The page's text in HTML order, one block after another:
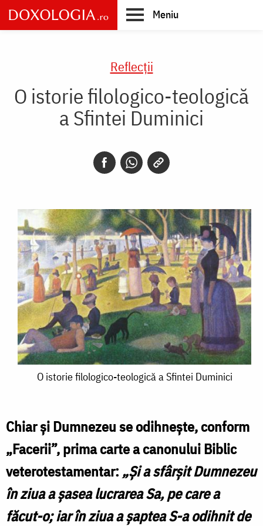
Skip
to
main
Meniu
Reflecții
O istorie filologico-teologică
a Sfintei Duminici
filologico-
teologică
a
Sfintei
Duminici
O istorie filologico-teologică a Sfintei Duminici
Chiar şi Dumnezeu se odihneşte, conform
„Facerii”, prima carte a canonului Biblic
veterotestamentar: „Şi a sfârşit Dumnezeu
în ziua a şasea lucrarea Sa, pe care a
făcut-o; iar în ziua a şaptea S-a odihnit de